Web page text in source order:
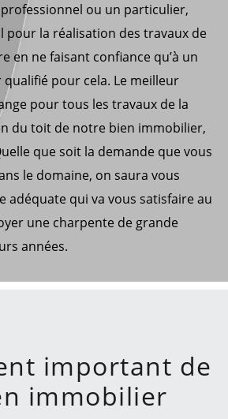
ou un particulier,
pour la réalisation des travaux de
en ne faisant confiance qu’à un
pour cela. Le meilleur
pour tous les travaux de la
du toit de notre bien immobilier,
que soit la demande que vous
le domaine, on saura vous
adéquate qui va vous satisfaire au
une charpente de grande
années.
important de
immobilier